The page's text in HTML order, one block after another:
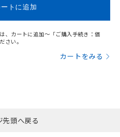
ートに追加
、カートに追加～「ご購入手続き：価
さい。
カートをみる
先頭へ戻る